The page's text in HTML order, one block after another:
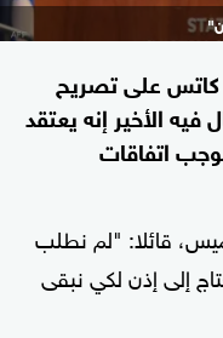
كاتس على تصريح
الأخير إنه يعتقد
اتفاقات
قائلا: "لم نطلب
إلى إذن لكي نبقى